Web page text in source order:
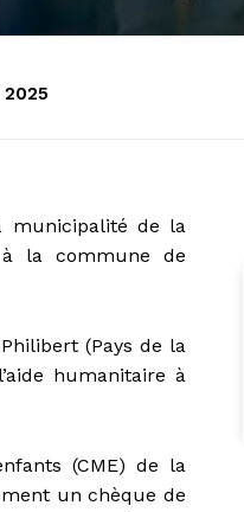
municipalité de la
la commune de
(Pays de la
humanitaire à
(CME) de la
un chèque de